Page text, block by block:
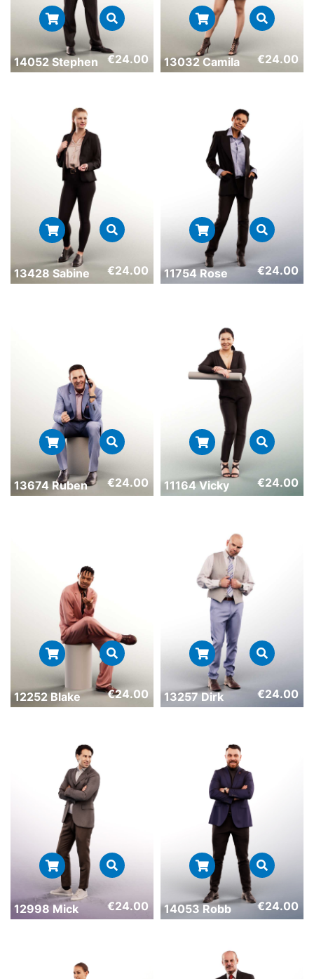
14052 Stephen €24.00 13032 Camila €24.00
13428 Sabine €24.00 11754 Rose €24.00
13674 Ruben €24.00 11164 Vicky €24.00
12252 Blake €24.00 13257 Dirk €24.00
12998 Mick €24.00 14053 Robb €24.00